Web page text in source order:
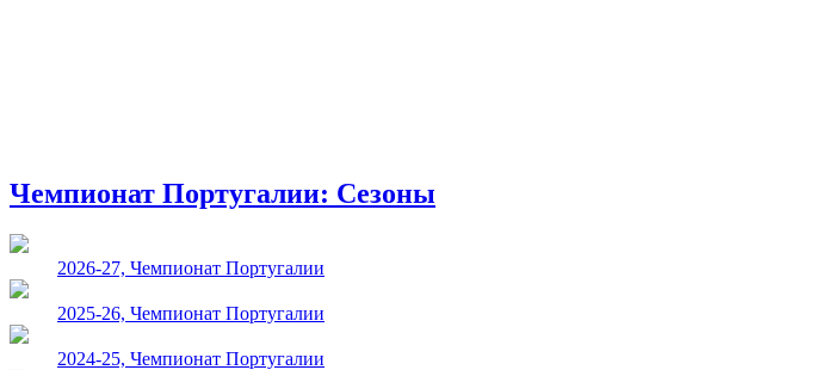
Чемпионат Португалии: Сезоны
2026-27, Чемпионат Португалии
2025-26, Чемпионат Португалии
2024-25, Чемпионат Португалии